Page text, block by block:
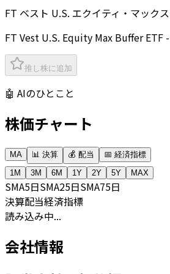
FT ベスト U.S. エクイティ・マック
FT Vest U.S. Equity Max Buffer ETF
推し株に追加
🤖 AIのひとこと
株価チャート
MA 📊 決算 💰 配当
📅 経済指標
1M
3M 6M 1Y 2Y 5Y MAX
SMA5日SMA25日SMA75日
決算配当経済指標
読み込み中...
会社情報